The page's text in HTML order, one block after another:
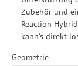
Zubehör und
Reaction
kann's direkt
Geometrie